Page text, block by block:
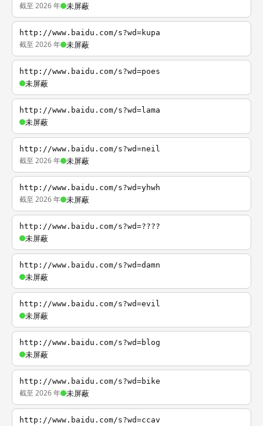
截至 2026 年 未屏蔽
http://www.baidu.com/s?wd=kupa
截至 2026 年 未屏蔽
http://www.baidu.com/s?wd=poes
未屏蔽
http://www.baidu.com/s?wd=lama
未屏蔽
http://www.baidu.com/s?wd=neil
截至 2026 年 未屏蔽
http://www.baidu.com/s?wd=yhwh
截至 2026 年 未屏蔽
http://www.baidu.com/s?wd=????
未屏蔽
http://www.baidu.com/s?wd=damn
未屏蔽
http://www.baidu.com/s?wd=evil
未屏蔽
http://www.baidu.com/s?wd=blog
未屏蔽
http://www.baidu.com/s?wd=bike
截至 2026 年 未屏蔽
http://www.baidu.com/s?wd=ccav